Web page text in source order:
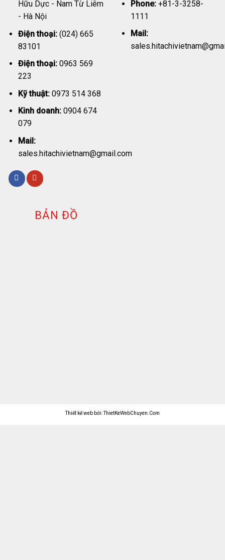
Hữu Dực - Nam Từ Liêm
- Hà Nội
Điện thoại:(024) 665
83101
Điện thoại:0963 569
223
Kỹ thuật:0973 514 368
Kinh doanh:0904 674
079
Mail:
sales.hitachivietnam@gmail.com
Phone:+81-3-3258-
1111
Mail:
BẢN ĐỒ
Thiết kế web bởi: ThietKeWebChuyen.Com